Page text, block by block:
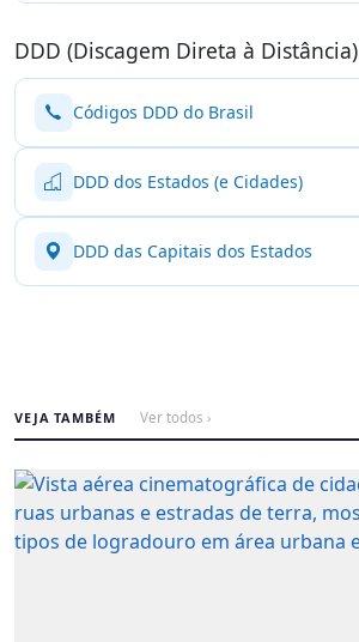
DDD (Discagem Direta à Distância)
Códigos DDD do Brasil
DDD dos Estados (e Cidades)
DDD das Capitais dos Estados
VEJA TAMBÉM Ver todos ›